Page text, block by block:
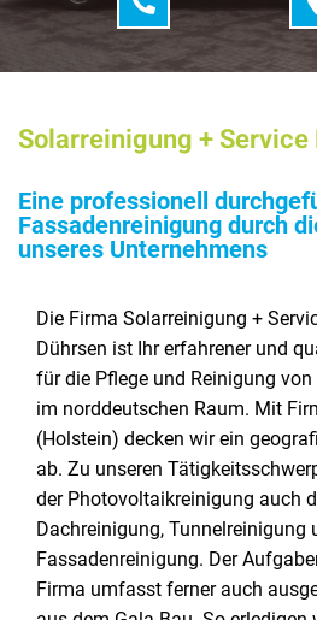
Solarreinigung + Service
Eine professionell
Fassadenreinigung durch
unseres Unternehmens
Die Firma Solarreinigung +
Dührsen ist Ihr erfahrener und
für die Pflege und Reinigung
im norddeutschen Raum. Mit
(Holstein) decken wir ein
ab. Zu unseren
der Photovoltaikreinigung auch
Dachreinigung, Tunnelreinigung
Fassadenreinigung. Der
Firma umfasst ferner auch